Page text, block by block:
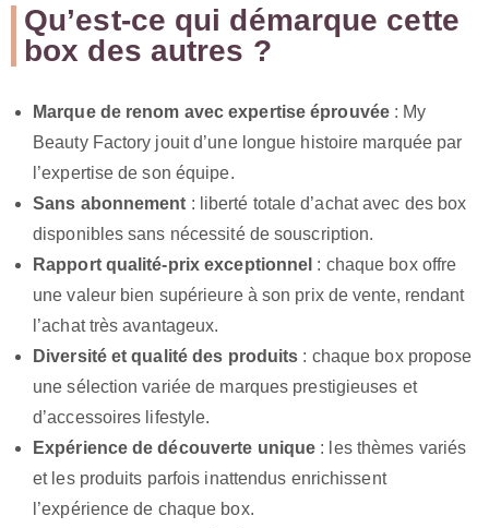
Qu’est-ce qui démarque cette
box des autres ?
Marque de renom avec expertise éprouvée: My
Beauty Factory jouit d’une longue histoire marquée par
l’expertise de son équipe.
Sans abonnement : liberté totale d’achat avec des box
disponibles sans nécessité de souscription.
Rapport qualité-prix exceptionnel : chaque box offre
une valeur bien supérieure à son prix de vente, rendant
l’achat très avantageux.
Diversité et qualité des produits : chaque box propose
une sélection variée de marques prestigieuses et
d’accessoires lifestyle.
Expérience de découverte unique : les thèmes variés
et les produits parfois inattendus enrichissent
l’expérience de chaque box.